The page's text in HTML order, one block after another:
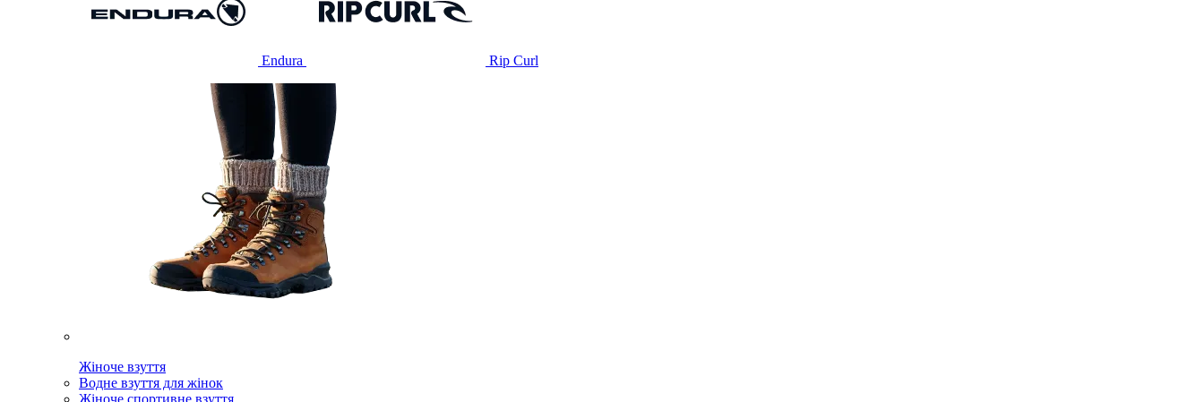
Endura Rip Curl
Жіноче взуття
Водне взуття для жінок
Жіноче спортивне взуття